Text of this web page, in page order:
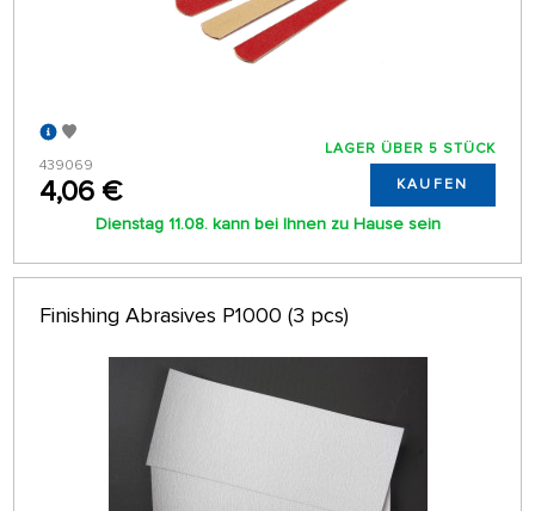
439069
4,06 €
LAGER ÜBER 5 STÜCK
KAUFEN
Dienstag 11.08. kann bei Ihnen zu Hause sein
Finishing Abrasives P1000 (3 pcs)